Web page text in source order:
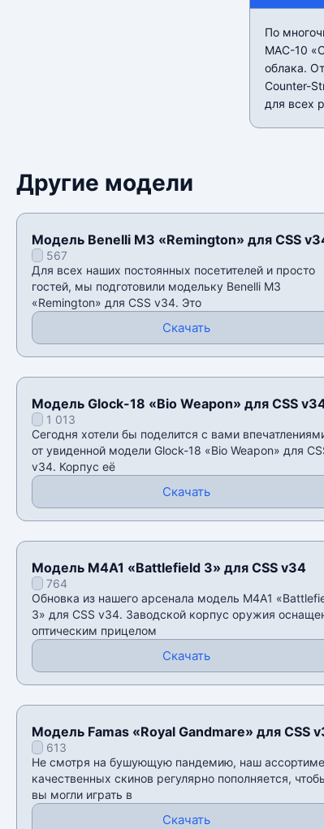
По
MAC-10
облака.
Counter-
для всех
Другие модели
Модель Benelli M3 «Remington» для CSS
567
Для всех наших постоянных посетителей и просто
гостей, мы подготовили модельку Benelli M3
«Remington» для CSS v34. Это
Скачать
Модель Glock-18 «Bio Weapon» для CSS
1 013
Сегодня хотели бы поделится с вами
от увиденной модели Glock-18 «Bio Weapon» для
v34. Корпус её
Скачать
Модель M4A1 «Battlefield 3» для CSS v34
764
Обновка из нашего арсенала модель M4A1
3» для CSS v34. Заводской корпус оружия
оптическим прицелом
Скачать
Модель Famas «Royal Gandmare» для CSS
613
Не смотря на бушующую пандемию, наш
качественных скинов регулярно пополняется,
вы могли играть в
Скачать